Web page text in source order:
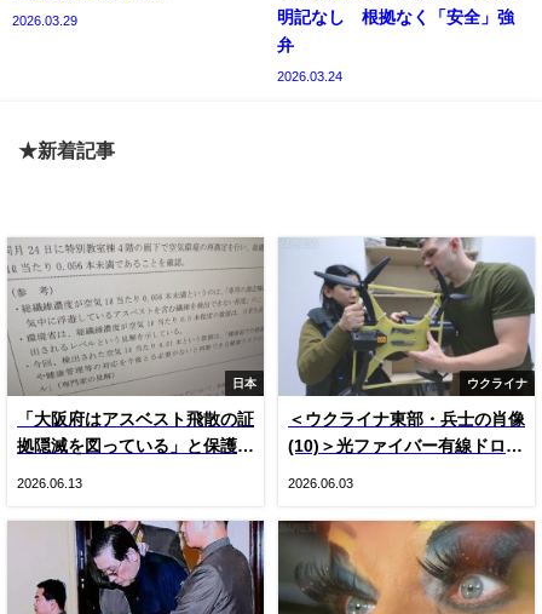
2026.03.29
明記なし 根拠なく「安全」強
弁
2026.03.24
★新着記事
日本
「大阪府はアスベスト飛散の証
拠隠滅を図っている」と保護者
張否定
2026.06.13
ウクライナ
＜ウクライナ東部・兵士の肖像
(10)＞光ファイバー有線ドロー
2026.06.03